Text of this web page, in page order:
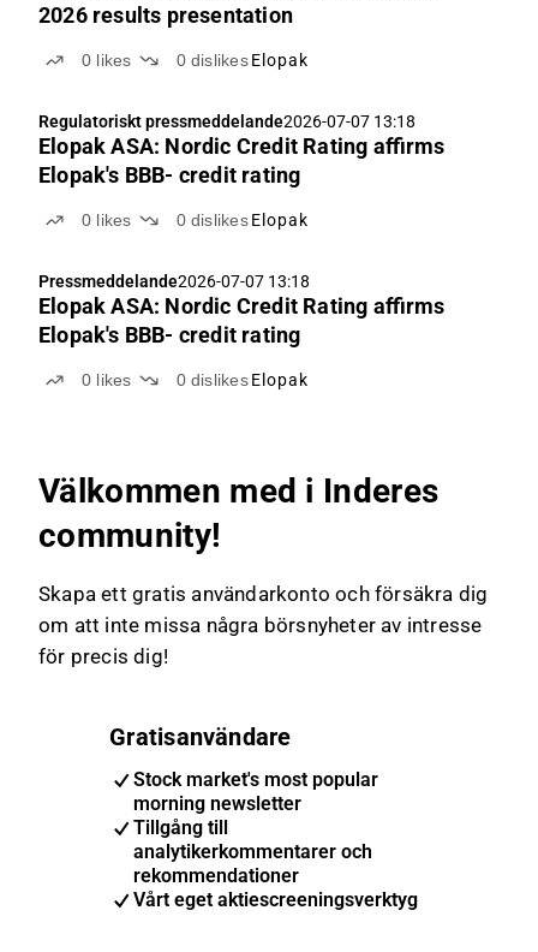
2026 results presentation
0 likes 0 dislikes Elopak
Regulatoriskt pressmeddelande2026-07-07 13:18
Elopak ASA: Nordic Credit Rating affirms
Elopak's BBB- credit rating
0 likes 0 dislikes Elopak
Pressmeddelande2026-07-07 13:18
Elopak ASA: Nordic Credit Rating affirms
Elopak's BBB- credit rating
0 likes 0 dislikes Elopak
Välkommen med i Inderes
community!
Skapa ett gratis användarkonto och försäkra dig
om att inte missa några börsnyheter av intresse
för precis dig!
Gratisanvändare
Stock market's most popular
morning newsletter
Tillgång till
analytikerkommentarer och
rekommendationer
Vårt eget aktiescreeningsverktyg